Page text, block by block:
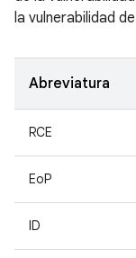
la vulnerabilidad
Abreviatura
RCE
EoP
ID